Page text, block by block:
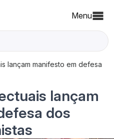
Menu
lançam manifesto em defesa
lançam
dos